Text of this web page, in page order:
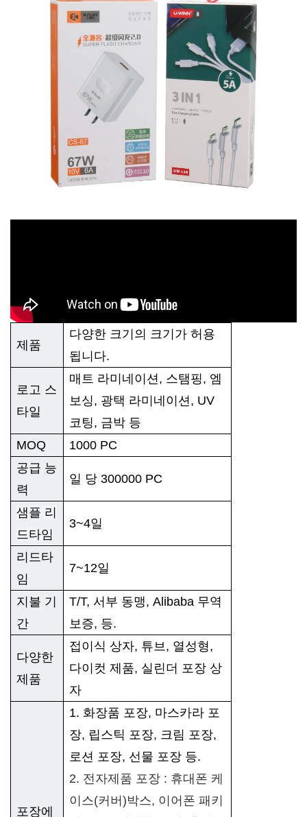
제품
다양한 크기의 크기가 허용
됩니다.
로고 스
타일
매트 라미네이션, 스탬핑, 엠
보싱, 광택 라미네이션, UV
코팅, 금박 등
MOQ
1000 PC
공급 능
력
일 당 300000 PC
샘플 리
드타임
3~4일
리드타
임
7~12일
지불 기
간
T/T, 서부 동맹, Alibaba 무역
보증, 등.
다양한
제품
접이식 상자, 튜브, 열성형,
다이컷 제품, 실린더 포장 상
자
포장에
1. 화장품 포장, 마스카라 포
장, 립스틱 포장, 크림 포장,
로션 포장, 선물 포장 등.
2. 전자제품 포장 : 휴대폰 케
이스(커버)박스, 이어폰 패키